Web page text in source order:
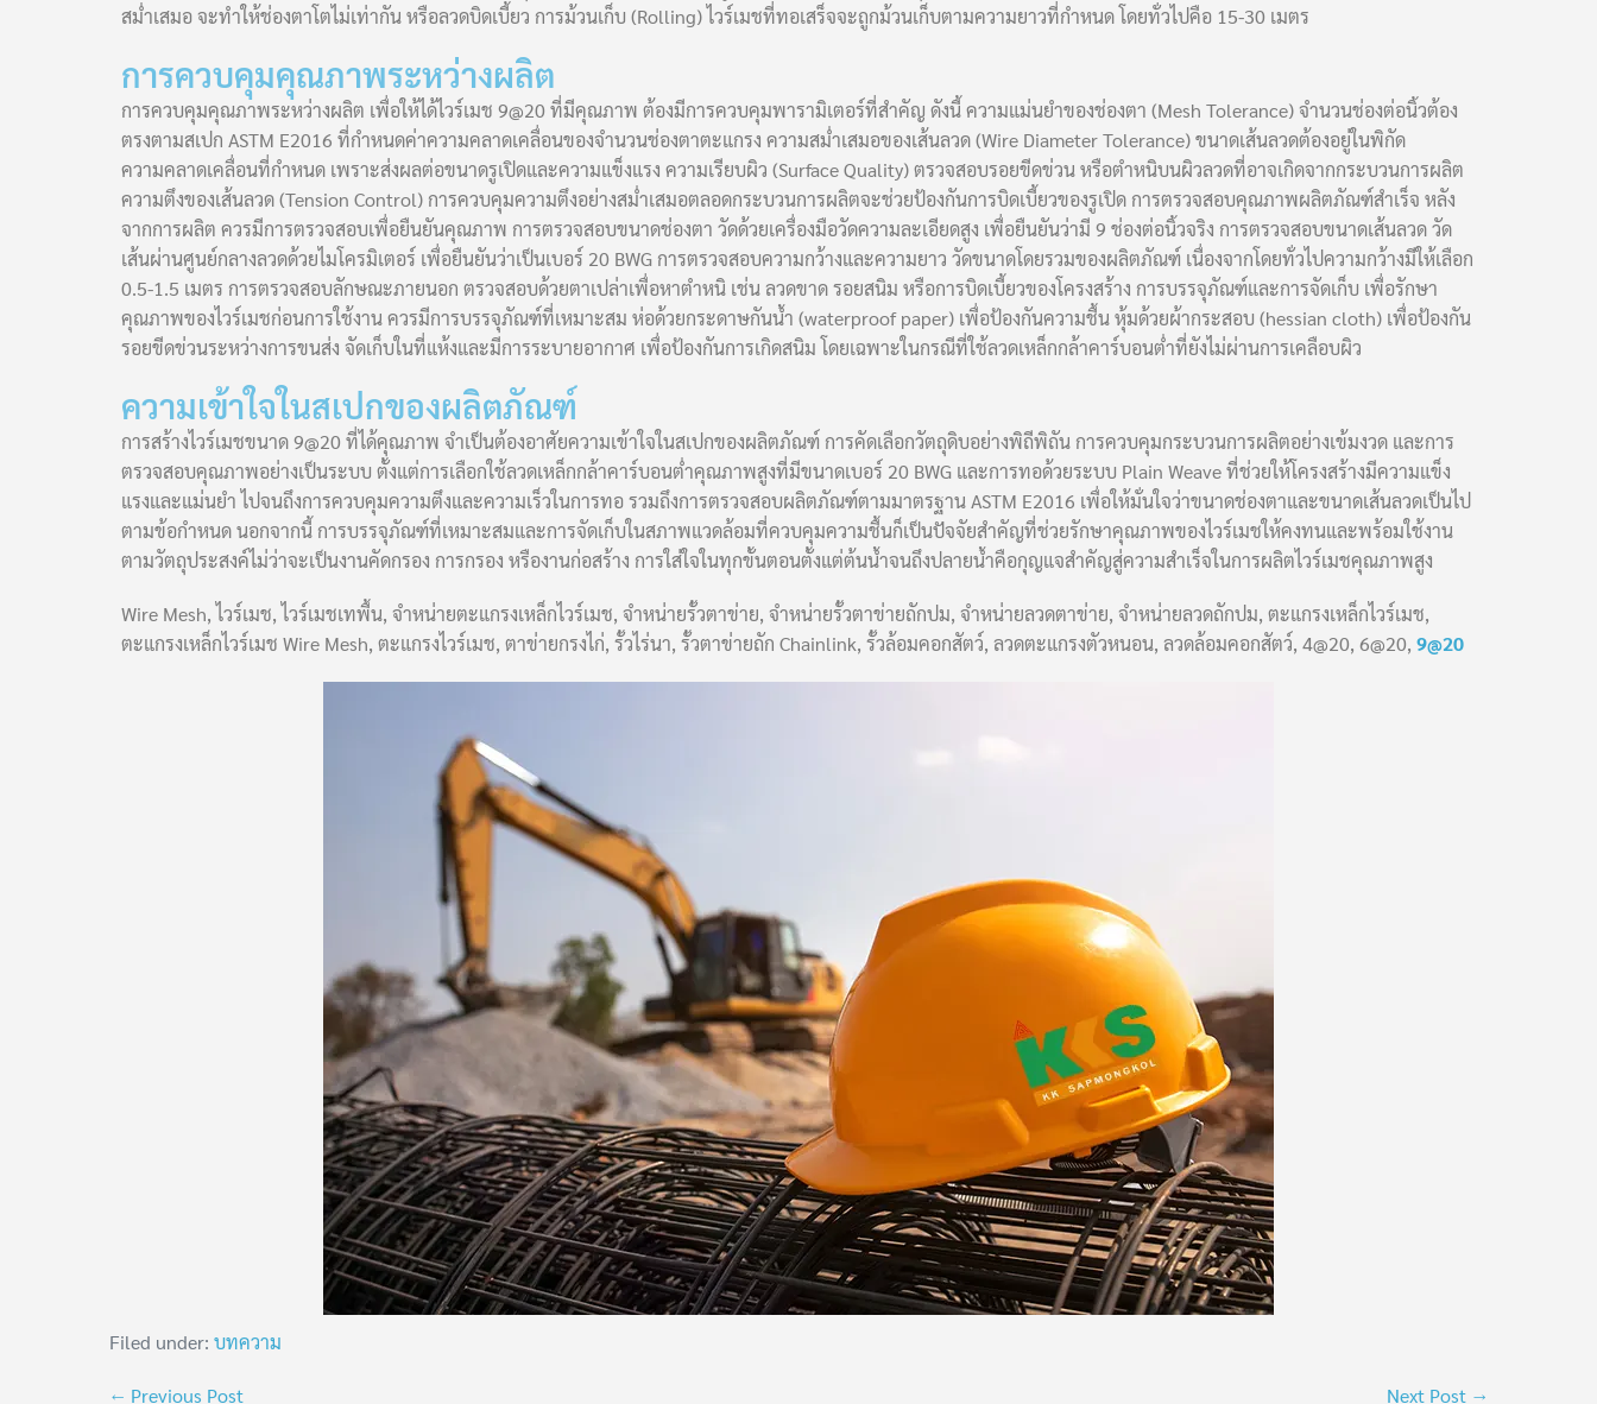
สม่ำเสมอ จะทำให้ช่องตาโตไม่เท่ากัน หรือลวดบิดเบี้ยว การม้วนเก็บ (Rolling) ไวร์เมชที่ทอเสร็จจะถูกม้วนเก็บตามความยาวที่กำหนด โดยทั่วไปคือ 15-30 เมตร
การควบคุมคุณภาพระหว่างผลิต
การควบคุมคุณภาพระหว่างผลิต เพื่อให้ได้ไวร์เมช 9@20 ที่มีคุณภาพ ต้องมีการควบคุมพารามิเตอร์ที่สำคัญ ดังนี้ ความแม่นยำของช่องตา (Mesh Tolerance) จำนวนช่องต่อนิ้วต้อง
ตรงตามสเปก ASTM E2016 ที่กำหนดค่าความคลาดเคลื่อนของจำนวนช่องตาตะแกรง ความสม่ำเสมอของเส้นลวด (Wire Diameter Tolerance) ขนาดเส้นลวดต้องอยู่ในพิกัด
ความคลาดเคลื่อนที่กำหนด เพราะส่งผลต่อขนาดรูเปิดและความแข็งแรง ความเรียบผิว (Surface Quality) ตรวจสอบรอยขีดข่วน หรือตำหนิบนผิวลวดที่อาจเกิดจากกระบวนการผลิต
ความตึงของเส้นลวด (Tension Control) การควบคุมความตึงอย่างสม่ำเสมอตลอดกระบวนการผลิตจะช่วยป้องกันการบิดเบี้ยวของรูเปิด การตรวจสอบคุณภาพผลิตภัณฑ์สำเร็จ หลัง
จากการผลิต ควรมีการตรวจสอบเพื่อยืนยันคุณภาพ การตรวจสอบขนาดช่องตา วัดด้วยเครื่องมือวัดความละเอียดสูง เพื่อยืนยันว่ามี 9 ช่องต่อนิ้วจริง การตรวจสอบขนาดเส้นลวด วัด
เส้นผ่านศูนย์กลางลวดด้วยไมโครมิเตอร์ เพื่อยืนยันว่าเป็นเบอร์ 20 BWG การตรวจสอบความกว้างและความยาว วัดขนาดโดยรวมของผลิตภัณฑ์ เนื่องจากโดยทั่วไปความกว้างมีให้เลือก
0.5-1.5 เมตร การตรวจสอบลักษณะภายนอก ตรวจสอบด้วยตาเปล่าเพื่อหาตำหนิ เช่น ลวดขาด รอยสนิม หรือการบิดเบี้ยวของโครงสร้าง การบรรจุภัณฑ์และการจัดเก็บ เพื่อรักษา
คุณภาพของไวร์เมชก่อนการใช้งาน ควรมีการบรรจุภัณฑ์ที่เหมาะสม ห่อด้วยกระดาษกันน้ำ (waterproof paper) เพื่อป้องกันความชื้น หุ้มด้วยผ้ากระสอบ (hessian cloth) เพื่อป้องกัน
รอยขีดข่วนระหว่างการขนส่ง จัดเก็บในที่แห้งและมีการระบายอากาศ เพื่อป้องกันการเกิดสนิม โดยเฉพาะในกรณีที่ใช้ลวดเหล็กกล้าคาร์บอนต่ำที่ยังไม่ผ่านการเคลือบผิว
ความเข้าใจในสเปกของผลิตภัณฑ์
การสร้างไวร์เมชขนาด 9@20 ที่ได้คุณภาพ จำเป็นต้องอาศัยความเข้าใจในสเปกของผลิตภัณฑ์ การคัดเลือกวัตถุดิบอย่างพิถีพิถัน การควบคุมกระบวนการผลิตอย่างเข้มงวด และการ
ตรวจสอบคุณภาพอย่างเป็นระบบ ตั้งแต่การเลือกใช้ลวดเหล็กกล้าคาร์บอนต่ำคุณภาพสูงที่มีขนาดเบอร์ 20 BWG และการทอด้วยระบบ Plain Weave ที่ช่วยให้โครงสร้างมีความแข็ง
แรงและแม่นยำ ไปจนถึงการควบคุมความตึงและความเร็วในการทอ รวมถึงการตรวจสอบผลิตภัณฑ์ตามมาตรฐาน ASTM E2016 เพื่อให้มั่นใจว่าขนาดช่องตาและขนาดเส้นลวดเป็นไป
ตามข้อกำหนด นอกจากนี้ การบรรจุภัณฑ์ที่เหมาะสมและการจัดเก็บในสภาพแวดล้อมที่ควบคุมความชื้นก็เป็นปัจจัยสำคัญที่ช่วยรักษาคุณภาพของไวร์เมชให้คงทนและพร้อมใช้งาน
ตามวัตถุประสงค์ไม่ว่าจะเป็นงานคัดกรอง การกรอง หรืองานก่อสร้าง การใส่ใจในทุกขั้นตอนตั้งแต่ต้นน้ำจนถึงปลายน้ำคือกุญแจสำคัญสู่ความสำเร็จในการผลิตไวร์เมชคุณภาพสูง
Wire Mesh, ไวร์เมช, ไวร์เมชเทพื้น, จำหน่ายตะแกรงเหล็กไวร์เมช, จำหน่ายรั้วตาข่าย, จำหน่ายรั้วตาข่ายถักปม, จำหน่ายลวดตาข่าย, จำหน่ายลวดถักปม, ตะแกรงเหล็กไวร์เมช,
ตะแกรงเหล็กไวร์เมช Wire Mesh, ตะแกรงไวร์เมช, ตาข่ายกรงไก่, รั้วไร่นา, รั้วตาข่ายถัก Chainlink, รั้วล้อมคอกสัตว์, ลวดตะแกรงตัวหนอน, ลวดล้อมคอกสัตว์, 4@20, 6@20, 9@20
Filed under: บทความ
← Previous Post Next Post →